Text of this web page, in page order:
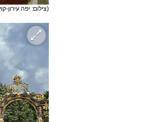
(צילום: יפה עירון-